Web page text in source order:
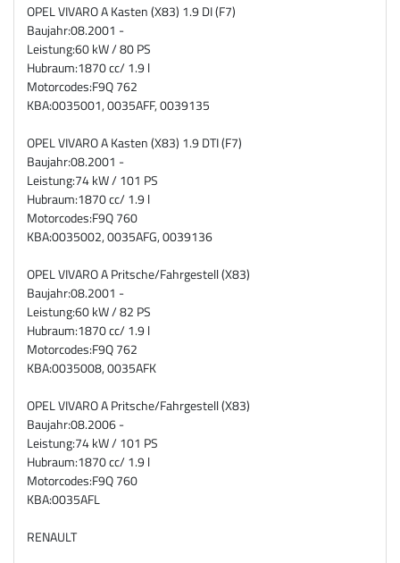
OPEL VIVARO A Kasten (X83) 1.9 DI (F7)
Baujahr:08.2001 -
Leistung:60 kW / 80 PS
Hubraum:1870 cc/ 1.9 l
Motorcodes:F9Q 762
KBA:0035001, 0035AFF, 0039135
OPEL VIVARO A Kasten (X83) 1.9 DTI (F7)
Baujahr:08.2001 -
Leistung:74 kW / 101 PS
Hubraum:1870 cc/ 1.9 l
Motorcodes:F9Q 760
KBA:0035002, 0035AFG, 0039136
OPEL VIVARO A Pritsche/Fahrgestell (X83)
Baujahr:08.2001 -
Leistung:60 kW / 82 PS
Hubraum:1870 cc/ 1.9 l
Motorcodes:F9Q 762
KBA:0035008, 0035AFK
OPEL VIVARO A Pritsche/Fahrgestell (X83)
Baujahr:08.2006 -
Leistung:74 kW / 101 PS
Hubraum:1870 cc/ 1.9 l
Motorcodes:F9Q 760
KBA:0035AFL
RENAULT